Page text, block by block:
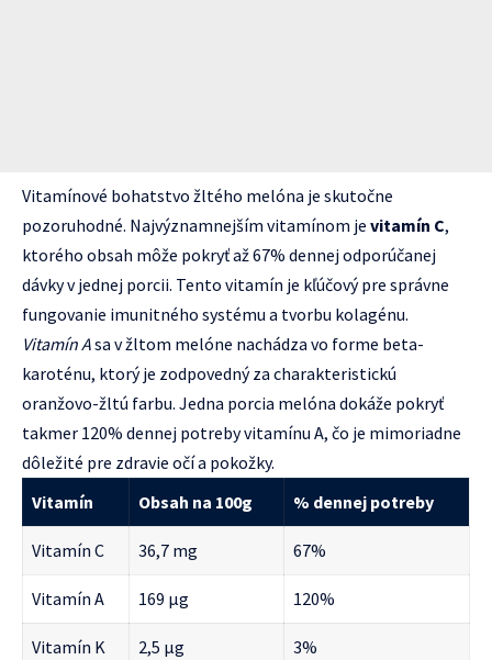
Vitamínové bohatstvo žltého melóna je skutočne
pozoruhodné. Najvýznamnejším vitamínom je vitamín C,
ktorého obsah môže pokryť až 67% dennej odporúčanej
dávky v jednej porcii. Tento vitamín je kľúčový pre správne
fungovanie imunitného systému a tvorbu kolagénu.
Vitamín Asa v žltom melóne nachádza vo forme beta-
karoténu, ktorý je zodpovedný za charakteristickú
oranžovo-žltú farbu. Jedna porcia melóna dokáže pokryť
takmer 120% dennej potreby vitamínu A, čo je mimoriadne
dôležité pre zdravie očí a pokožky.
Vitamín
Obsah na 100g % dennej potreby
Vitamín C 36,7 mg 67%
Vitamín A 169 μg 120%
Vitamín K 2,5 μg 3%